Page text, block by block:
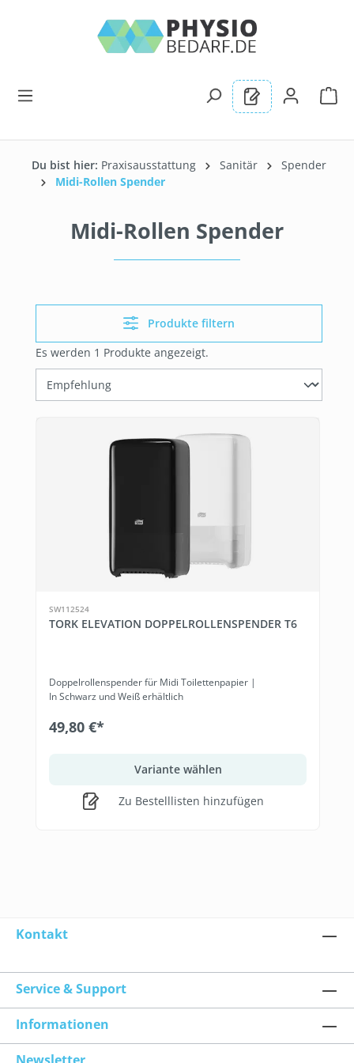
Du bist hier: Praxisausstattung Sanitär
Spender
Midi-Rollen Spender
Midi-Rollen Spender
Produkte filtern
Es werden 1 Produkte angezeigt.
SW112524
TORK ELEVATION DOPPELROLLENSPENDER T6
Doppelrollenspender für Midi Toilettenpapier |
In Schwarz und Weiß erhältlich
49,80 €*
Variante wählen
Zu Bestelllisten hinzufügen
Kontakt
Service & Support
Informationen
Newsletter